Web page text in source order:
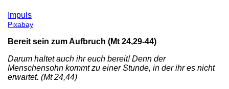
Impuls
Pixabay
Bereit sein zum Aufbruch (Mt 24,29-44)
Darum haltet auch ihr euch bereit! Denn der
Menschensohn kommt zu einer Stunde, in der ihr es nicht
erwartet. (Mt 24,44)